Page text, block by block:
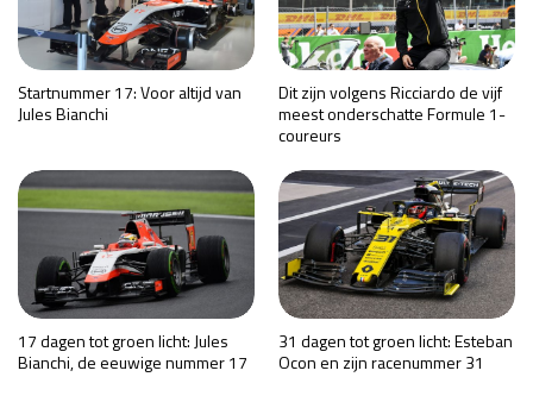
Startnummer 17: Voor altijd van
Jules Bianchi
Dit zijn volgens Ricciardo de vijf
meest onderschatte Formule 1-
coureurs
17 dagen tot groen licht: Jules
Bianchi, de eeuwige nummer 17
31 dagen tot groen licht: Esteban
Ocon en zijn racenummer 31